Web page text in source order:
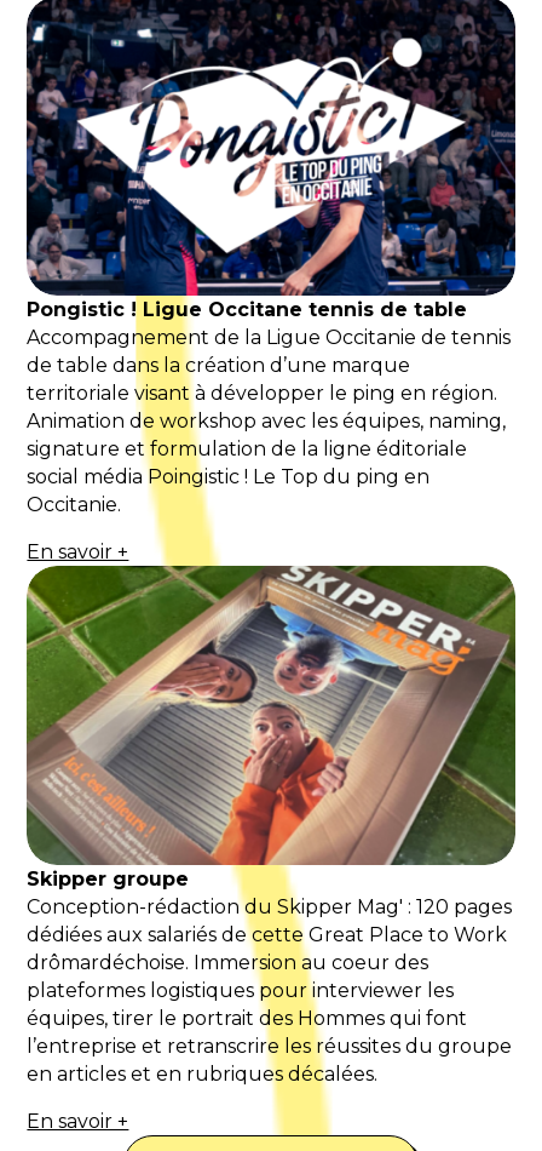
Pongistic ! Ligue Occitane tennis de table
Accompagnement de la Ligue Occitanie de tennis
de table dans la création d’une marque
territoriale visant à développer le ping en région.
Animation de workshop avec les équipes, naming,
signature et formulation de la ligne éditoriale
social média Poingistic ! Le Top du ping en
Occitanie.
En savoir +
Skipper groupe
Conception-rédaction du Skipper Mag' : 120 pages
dédiées aux salariés de cette Great Place to Work
drômardéchoise. Immersion au coeur des
plateformes logistiques pour interviewer les
équipes, tirer le portrait des Hommes qui font
l’entreprise et retranscrire les réussites du groupe
en articles et en rubriques décalées.
En savoir +